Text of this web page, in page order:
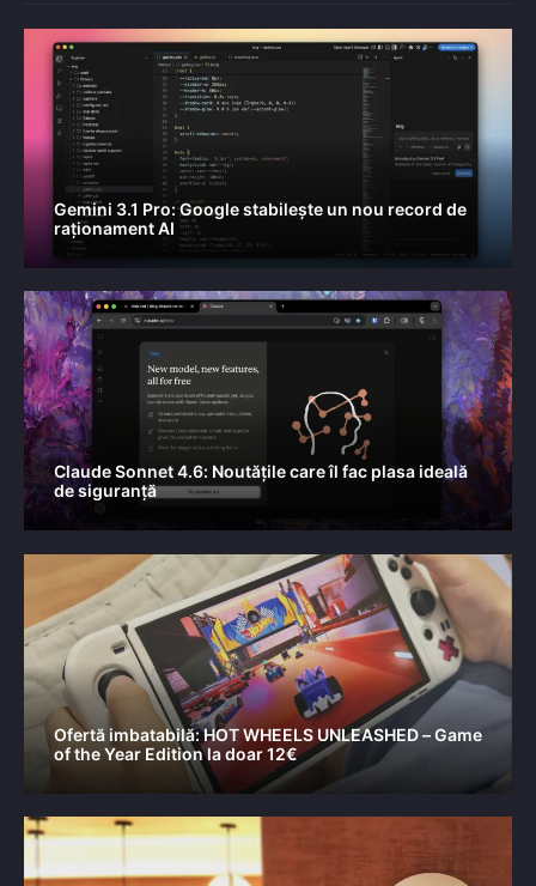
Gemini 3.1 Pro: Google stabilește un nou record de
raționament AI
Claude Sonnet 4.6: Noutățile care îl fac plasa ideală
de siguranță
Ofertă imbatabilă: HOT WHEELS UNLEASHED – Game
of the Year Edition la doar 12€